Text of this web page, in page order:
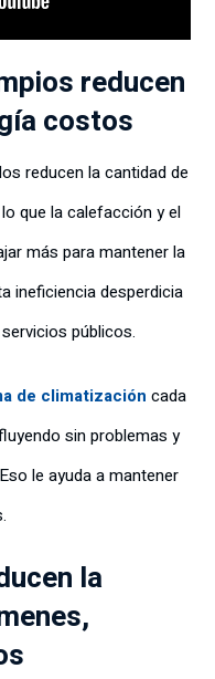
reducen
costos
reducen la cantidad de
que la calefacción y el
más para mantener la
ineficiencia desperdicia
públicos.
de climatización cada
sin problemas y
le ayuda a mantener
la